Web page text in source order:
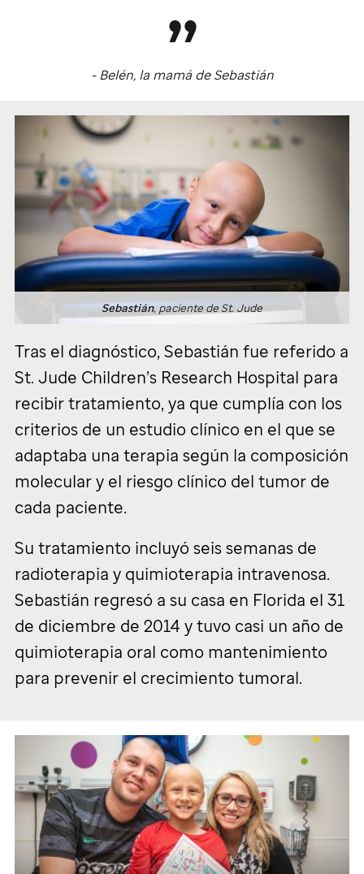
- Belén, la mamá de Sebastián
Tras el diagnóstico, Sebastián fue referido a
St. Jude Children’s Research Hospital para
recibir tratamiento, ya que cumplía con los
criterios de un estudio clínico en el que se
adaptaba una terapia según la composición
molecular y el riesgo clínico del tumor de
cada paciente.
Su tratamiento incluyó seis semanas de
radioterapia y quimioterapia intravenosa.
Sebastián regresó a su casa en Florida el 31
de diciembre de 2014 y tuvo casi un año de
quimioterapia oral como mantenimiento
para prevenir el crecimiento tumoral.
Sebastián, paciente deSt. Jude